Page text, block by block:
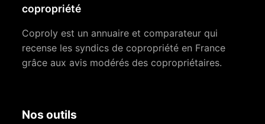
copropriété
Coproly est un annuaire et comparateur qui
recense les syndics de copropriété en France
grâce aux avis modérés des copropriétaires.
Nos outils